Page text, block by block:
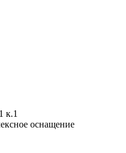
к.1
оснащение